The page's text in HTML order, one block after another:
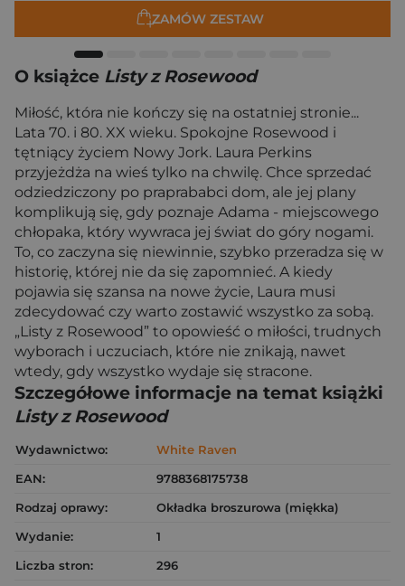
ZAMÓW ZESTAW
O książce Listy z Rosewood
Miłość, która nie kończy się na ostatniej stronie...
Lata 70. i 80. XX wieku. Spokojne Rosewood i
tętniący życiem Nowy Jork. Laura Perkins
przyjeżdża na wieś tylko na chwilę. Chce sprzedać
odziedziczony po praprababci dom, ale jej plany
komplikują się, gdy poznaje Adama - miejscowego
chłopaka, który wywraca jej świat do góry nogami.
To, co zaczyna się niewinnie, szybko przeradza się w
historię, której nie da się zapomnieć. A kiedy
pojawia się szansa na nowe życie, Laura musi
zdecydować czy warto zostawić wszystko za sobą.
„Listy z Rosewood” to opowieść o miłości, trudnych
wyborach i uczuciach, które nie znikają, nawet
wtedy, gdy wszystko wydaje się stracone.
Szczegółowe informacje na temat książki
Listy z Rosewood
Wydawnictwo:
White Raven
EAN:
9788368175738
Rodzaj oprawy:
Okładka broszurowa (miękka)
Wydanie:
1
Liczba stron:
296